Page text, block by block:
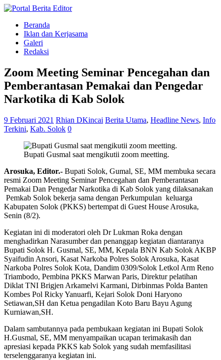
Beranda
Iklan dan Kerjasama
Galeri
Redaksi
Zoom Meeting Seminar Pencegahan dan
Pemberantasan Pemakai dan Pengedar
Narkotika di Kab Solok
9 Februari 2021 Rhian DKincai Berita Utama, Headline News, Info
Terkini, Kab. Solok 0
Bupati Gusmal saat mengikutii zoom meetting.
Arosuka, Editor.- Bupati Solok, Gumal, SE, MM membuka secara
resmi Zoom Meeting Seminar Pencegahan dan Pemberantasan
Pemakai Dan Pengedar Narkotika di Kab Solok yang dilaksanakan
Pemkab Solok bekerja sama dengan Perkumpulan keluarga
Kabupaten Solok (PKKS) bertempat di Guest House Arosuka,
Senin (8/2).
Kegiatan ini di moderatori oleh Dr Lukman Roka dengan
menghadirkan Narasumber dan penanggap kegiatan diantaranya
Bupati Solok H. Gusmal, SE, MM, Kepala BNN Kab Solok AKBP
Syaifudin Ansori, Kasat Narkoba Polres Solok Arosuka, Kasat
Narkoba Polres Solok Kota, Dandim 0309/Solok Letkol Arm Reno
Triambodo, Pembina PKKS Marwan Paris, Direktur pelatihan
Diklat TNI Brigjen Arkamelvi Karmani, Dirbinmas Polda Banten
Kombes Pol Ricky Yanuarfi, Kejari Solok Doni Haryono
Setiawan,SH dan Ketua pengadilan Koto Baru Bayu Agung
Kurniawan,SH.
Dalam sambutannya pada pembukaan kegiatan ini Bupati Solok
H.Gusmal, SE, MM menyampaikan ucapan terimakasih dan
apresiasi kepada PKKS kab Solok yang sudah memfasilitasi
terselenggaranya kegiatan ini.